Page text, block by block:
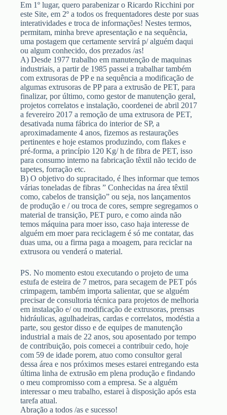
Em 1º lugar, quero parabenizar o Ricardo Ricchini por
este Site, em 2º a todos os frequentadores deste por suas
interatividades e troca de informações! Nestes termos,
permitam, minha breve apresentação e na sequência,
uma postagem que certamente servirá p/ alguém daqui
ou algum conhecido, dos prezados /as!
A) Desde 1977 trabalho em manutenção de maquinas
industriais, a partir de 1985 passei a trabalhar também
com extrusoras de PP e na sequência a modificação de
algumas extrusoras de PP para a extrusão de PET, para
finalizar, por último, como gestor de manutenção geral,
projetos correlatos e instalação, coordenei de abril 2017
a fevereiro 2017 a remoção de uma extrusora de PET,
desativada numa fábrica do interior de SP, a
aproximadamente 4 anos, fizemos as restaurações
pertinentes e hoje estamos produzindo, com flakes e
pré-forma, a princípio 120 Kg/ h de fibra de PET, isso
para consumo interno na fabricação têxtil não tecido de
tapetes, forração etc.
B) O objetivo do supracitado, é lhes informar que temos
várias toneladas de fibras ” Conhecidas na área têxtil
como, cabelos de transição” ou seja, nos lançamentos
de produção e / ou troca de cores, sempre segregamos o
material de transição, PET puro, e como ainda não
temos máquina para moer isso, caso haja interesse de
alguém em moer para reciclagem é só me contatar, das
duas uma, ou a firma paga a moagem, para reciclar na
extrusora ou venderá o material.
PS. No momento estou executando o projeto de uma
estufa de esteira de 7 metros, para secagem de PET pós
crimpagem, também importa salientar, que se alguém
precisar de consultoria técnica para projetos de melhoria
em instalação e/ ou modificação de extrusoras, prensas
hidráulicas, agulhadeiras, cardas e correlatos, modéstia a
parte, sou gestor disso e de equipes de manutenção
industrial a mais de 22 anos, sou aposentado por tempo
de contribuição, pois comecei a contribuir cedo, hoje
com 59 de idade porem, atuo como consultor geral
dessa área e nos próximos meses estarei entregando esta
última linha de extrusão em plena produção e findando
o meu compromisso com a empresa. Se a alguém
interessar o meu trabalho, estarei à disposição após esta
tarefa atual.
Abração a todos /as e sucesso!